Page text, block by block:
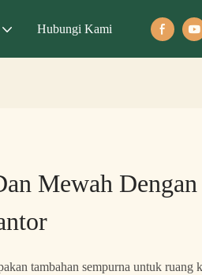
Hubungi Kami
Mewah
tambahan sempurna untuk ruang